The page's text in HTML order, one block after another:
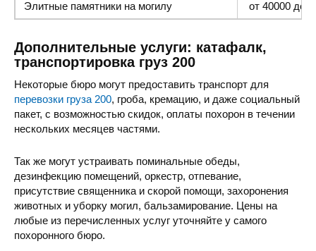
Элитные памятники на могилу от 40000 до
Дополнительные услуги: катафалк,
транспортировка груз 200
Некоторые бюро могут предоставить транспорт для
перевозки груза 200, гроба, кремацию, и даже социальный
пакет, с возможностью скидок, оплаты похорон в течении
нескольких месяцев частями.
Так же могут устраивать поминальные обеды,
дезинфекцию помещений, оркестр, отпевание,
присутствие священника и скорой помощи, захоронения
животных и уборку могил, бальзамирование. Цены на
любые из перечисленных услуг уточняйте у самого
похоронного бюро.